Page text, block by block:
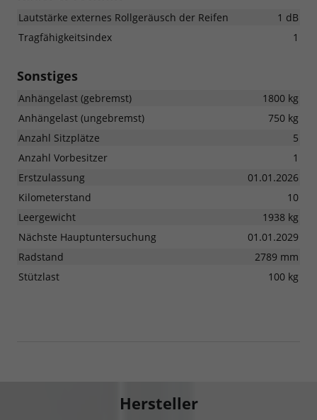
Lautstärke externes Rollgeräusch der Reifen
1 dB
Tragfähigkeitsindex
1
Sonstiges
Anhängelast (gebremst)
1800 kg
Anhängelast (ungebremst)
750 kg
Anzahl Sitzplätze
5
Anzahl Vorbesitzer
1
Erstzulassung
01.01.2026
Kilometerstand
10
Leergewicht
1938 kg
Nächste Hauptuntersuchung
01.01.2029
Radstand
2789 mm
Stützlast
100 kg
Hersteller